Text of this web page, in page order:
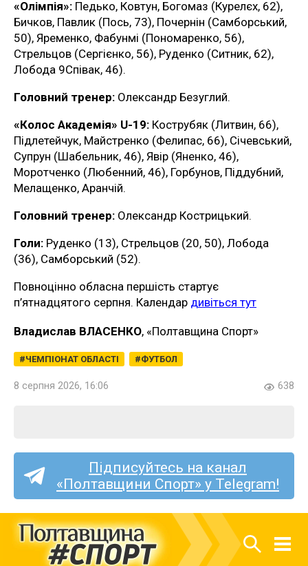
«Олімпія»: Педько, Ковтун, Богомаз (Курелєх, 62),
Бичков, Павлик (Пось, 73), Почернін (Самборський,
50), Яременко, Фабунмі (Пономаренко, 56),
Стрельцов (Сергієнко, 56), Руденко (Ситник, 62),
Лобода 9Співак, 46).
Головний тренер: Олександр Безуглий.
«Колос Академія» U-19: Кострубяк (Литвин, 66),
Підлетейчук, Майстренко (Фелипас, 66), Січевський,
Супрун (Шабельник, 46), Явір (Яненко, 46),
Моротченко (Любенний, 46), Горбунов, Піддубний,
Мелащенко, Аранчій.
Головний тренер: Олександр Кострицький.
Голи: Руденко (13), Стрельцов (20, 50), Лобода
(36), Самборський (52).
Повноцінно обласна першість стартує
п’ятнадцятого серпня. Календар дивіться тут
Владислав ВЛАСЕНКО, «Полтавщина Спорт»
ЧЕМПІОНАТ ОБЛАСТІ ФУТБОЛ
8 серпня 2026, 16:06 638
Підписуйтесь на канал
«Полтавщини Спорт» у Telegram!